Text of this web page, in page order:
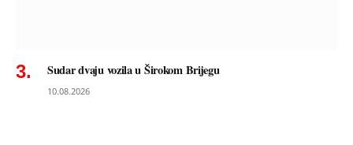
Sudar dvaju vozila u Širokom Brijegu
10.08.2026